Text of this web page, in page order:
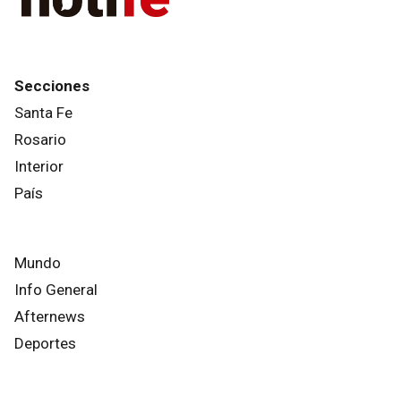
Secciones
Santa Fe
Rosario
Interior
País
Mundo
Info General
Afternews
Deportes